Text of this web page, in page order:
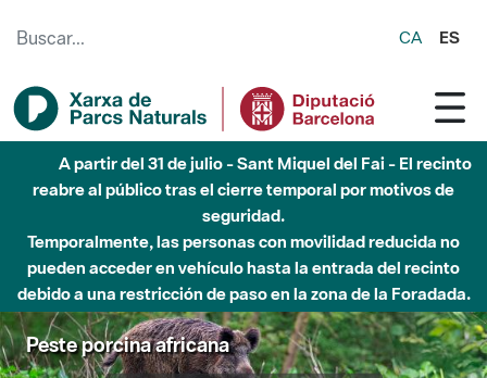
CA ES
A partir del 31 de julio - Sant Miquel del Fai - El recinto
reabre al público tras el cierre temporal por motivos de
seguridad.
Temporalmente, las personas con movilidad reducida no
pueden acceder en vehículo hasta la entrada del recinto
debido a una restricción de paso en la zona de la Foradada.
Peste porcina africana